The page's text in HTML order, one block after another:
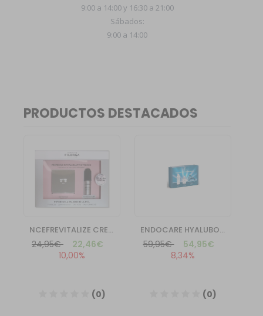
9:00 a 14:00 y 16:30 a 21:00
Sábados:
9:00 a 14:00